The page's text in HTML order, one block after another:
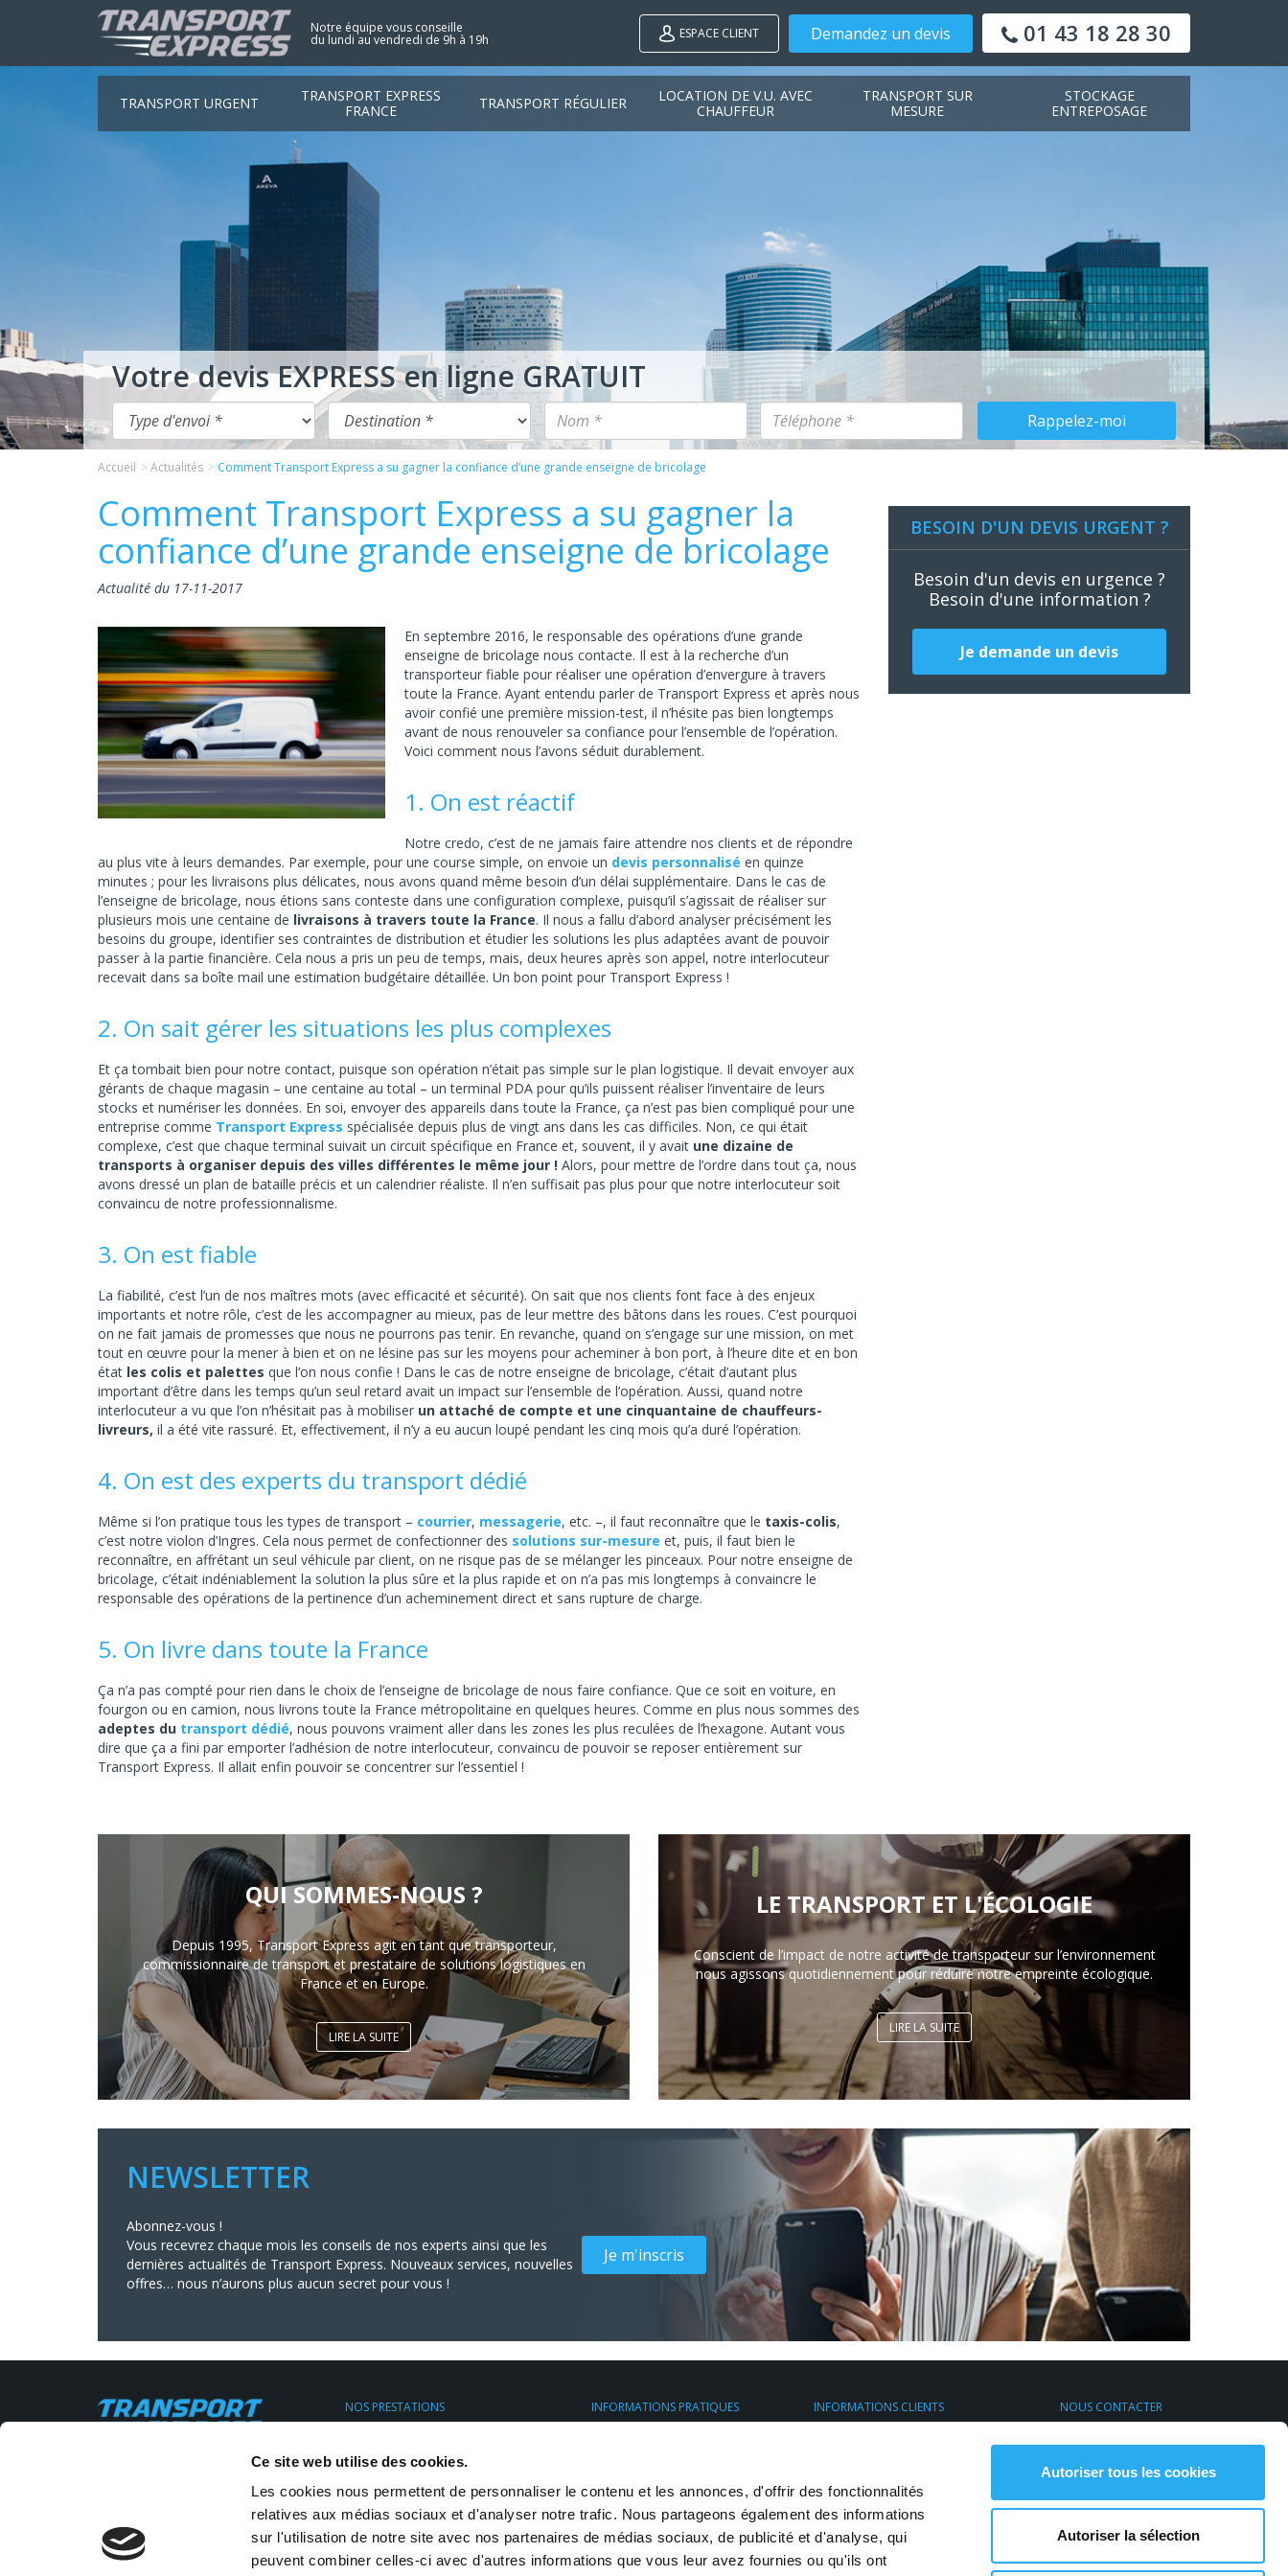
Ce site web utilise des cookies.
Les cookies nous permettent de personnaliser le contenu et les annonces, d'offrir des fonctionnalités
relatives aux médias sociaux et d'analyser notre trafic. Nous partageons également des informations
sur l'utilisation de notre site avec nos partenaires de médias sociaux, de publicité et d'analyse, qui
peuvent combiner celles-ci avec d'autres informations que vous leur avez fournies ou qu'ils ont
Autoriser tous les cookies
Autoriser la sélection
Notre équipe vous conseille
du lundi au vendredi de 9h à 19h ESPACE CLIENT Demandez un devis 01 43 18 28 30
TRANSPORT URGENT
TRANSPORT EXPRESS
FRANCE
TRANSPORT RÉGULIER
LOCATION DE V.U. AVEC
CHAUFFEUR
TRANSPORT SUR
MESURE
STOCKAGE
ENTREPOSAGE
Accueil Actualités Comment Transport Express a su gagner la confiance d’une grande enseigne de bricolage
Comment Transport Express a su gagner la
confiance d’une grande enseigne de bricolage
Actualité du 17-11-2017
En septembre 2016, le responsable des opérations d’une grande
enseigne de bricolage nous contacte. Il est à la recherche d’un
transporteur fiable pour réaliser une opération d’envergure à travers
toute la France. Ayant entendu parler de Transport Express et après nous
avoir confié une première mission-test, il n’hésite pas bien longtemps
avant de nous renouveler sa confiance pour l’ensemble de l’opération.
Voici comment nous l’avons séduit durablement.
1. On est réactif
Notre credo, c’est de ne jamais faire attendre nos clients et de répondre
au plus vite à leurs demandes. Par exemple, pour une course simple, on envoie un devis personnalisé en quinze
minutes ; pour les livraisons plus délicates, nous avons quand même besoin d’un délai supplémentaire. Dans le cas de
l’enseigne de bricolage, nous étions sans conteste dans une configuration complexe, puisqu’il s’agissait de réaliser sur
plusieurs mois une centaine de livraisons à travers toute la France. Il nous a fallu d’abord analyser précisément les
besoins du groupe, identifier ses contraintes de distribution et étudier les solutions les plus adaptées avant de pouvoir
passer à la partie financière. Cela nous a pris un peu de temps, mais, deux heures après son appel, notre interlocuteur
recevait dans sa boîte mail une estimation budgétaire détaillée. Un bon point pour Transport Express !
2. On sait gérer les situations les plus complexes
Et ça tombait bien pour notre contact, puisque son opération n’était pas simple sur le plan logistique. Il devait envoyer aux
gérants de chaque magasin – une centaine au total – un terminal PDA pour qu’ils puissent réaliser l’inventaire de leurs
stocks et numériser les données. En soi, envoyer des appareils dans toute la France, ça n’est pas bien compliqué pour une
entreprise comme Transport Express spécialisée depuis plus de vingt ans dans les cas difficiles. Non, ce qui était
complexe, c’est que chaque terminal suivait un circuit spécifique en France et, souvent, il y avait une dizaine de
transports à organiser depuis des villes différentes le même jour ! Alors, pour mettre de l’ordre dans tout ça, nous
avons dressé un plan de bataille précis et un calendrier réaliste. Il n’en suffisait pas plus pour que notre interlocuteur soit
convaincu de notre professionnalisme.
3. On est fiable
La fiabilité, c’est l’un de nos maîtres mots (avec efficacité et sécurité). On sait que nos clients font face à des enjeux
importants et notre rôle, c’est de les accompagner au mieux, pas de leur mettre des bâtons dans les roues. C’est pourquoi
on ne fait jamais de promesses que nous ne pourrons pas tenir. En revanche, quand on s’engage sur une mission, on met
tout en œuvre pour la mener à bien et on ne lésine pas sur les moyens pour acheminer à bon port, à l’heure dite et en bon
état les colis et palettes que l’on nous confie ! Dans le cas de notre enseigne de bricolage, c’était d’autant plus
important d’être dans les temps qu’un seul retard avait un impact sur l’ensemble de l’opération. Aussi, quand notre
interlocuteur a vu que l’on n’hésitait pas à mobiliser un attaché de compte et une cinquantaine de chauffeurs-
livreurs, il a été vite rassuré. Et, effectivement, il n’y a eu aucun loupé pendant les cinq mois qu’a duré l’opération.
4. On est des experts du transport dédié
Même si l’on pratique tous les types de transport – courrier, messagerie, etc. –, il faut reconnaître que le taxis-colis,
c’est notre violon d’Ingres. Cela nous permet de confectionner des solutions sur-mesure et, puis, il faut bien le
reconnaître, en affrétant un seul véhicule par client, on ne risque pas de se mélanger les pinceaux. Pour notre enseigne de
bricolage, c’était indéniablement la solution la plus sûre et la plus rapide et on n’a pas mis longtemps à convaincre le
responsable des opérations de la pertinence d’un acheminement direct et sans rupture de charge.
5. On livre dans toute la France
Ça n’a pas compté pour rien dans le choix de l’enseigne de bricolage de nous faire confiance. Que ce soit en voiture, en
fourgon ou en camion, nous livrons toute la France métropolitaine en quelques heures. Comme en plus nous sommes des
adeptes du transport dédié, nous pouvons vraiment aller dans les zones les plus reculées de l’hexagone. Autant vous
dire que ça a fini par emporter l’adhésion de notre interlocuteur, convaincu de pouvoir se reposer entièrement sur
Transport Express. Il allait enfin pouvoir se concentrer sur l’essentiel !
BESOIN D'UN DEVIS URGENT ?
Besoin d'un devis en urgence ?
Besoin d'une information ?
Je demande un devis
Votre devis EXPRESS en ligne GRATUIT
Rappelez-moi
QUI SOMMES-NOUS ?
Depuis 1995, Transport Express agit en tant que transporteur,
commissionnaire de transport et prestataire de solutions logistiques en
France et en Europe.
LIRE LA SUITE
LE TRANSPORT ET L'ÉCOLOGIE
Conscient de l’impact de notre activité de transporteur sur l’environnement
nous agissons quotidiennement pour réduire notre empreinte écologique.
LIRE LA SUITE
NEWSLETTER
Abonnez-vous !
Vous recevrez chaque mois les conseils de nos experts ainsi que les
dernières actualités de Transport Express. Nouveaux services, nouvelles
offres… nous n’aurons plus aucun secret pour vous !
Je m'inscris
Siège social : 11, rue Clapeyron,
info@transportexpress.fr
NOS PRESTATIONS
Transport régulier
Transport sur mesure
Stockage Entreposage
INFORMATIONS PRATIQUES
INFORMATIONS CLIENTS
NOUS CONTACTER
S'inscrire à la newsletter
Contactez-nous